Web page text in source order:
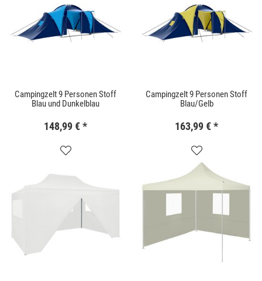
Campingzelt 9 Personen Stoff
Blau und Dunkelblau
148,99 €*
Campingzelt 9 Personen Stoff
Blau/Gelb
163,99 €*